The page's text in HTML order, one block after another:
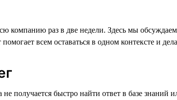
компанию раз в две недели. Здесь мы
всем оставаться в одном контексте и
получается быстро найти ответ в базе